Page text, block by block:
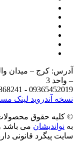
3
09365452019 - 09124868241 -
آندرویدلینک مستقیم
حقوق محصولات و
می باشد و هر
پیگرد قانونی دارد.